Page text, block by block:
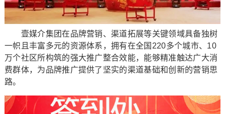
壹媒介集团在品牌营销、渠道拓展等关键领域具备独树
一帜且丰富多元的资源体系，拥有在全国220多个城市、10
万个社区所构筑的强大推广整合效能，能够精准触达广大消
费群体，为品牌推广提供了坚实的渠道基础和创新的营销思
路。